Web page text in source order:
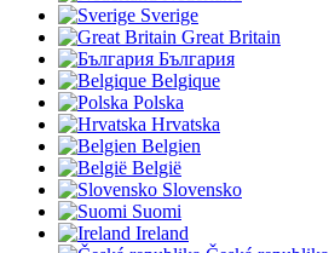
Sverige
Great Britain
България
Belgique
Polska
Hrvatska
Belgien
België
Slovensko
Suomi
Ireland